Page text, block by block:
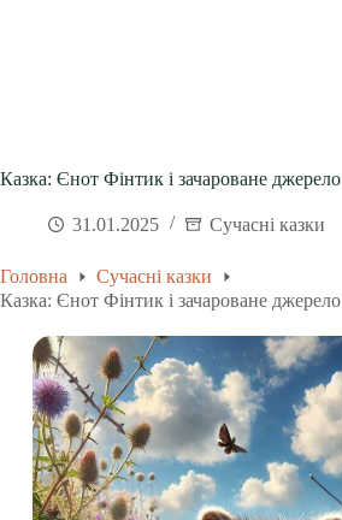
Казка: Єнот Фінтик і зачароване джерело
31.01.2025 Сучасні казки
Головна
Сучасні казки
Казка: Єнот Фінтик і зачароване джерело